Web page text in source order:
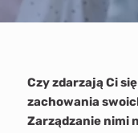
Czy zdarzają Ci
zachowania
Zarządzanie nimi